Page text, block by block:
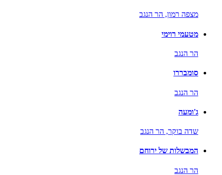
מצפה רמון, הר הנגב
מטעמי רוימי
הר הנגב
סומבררו
הר הנגב
ג'ומעה
שדה בוקר, הר הנגב
המבשלות של ירוחם
הר הנגב